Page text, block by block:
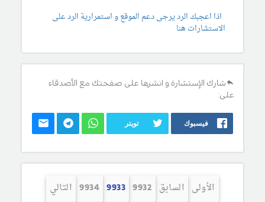
اذا اعجبك الرد يرجى دعم الموقع و استمرارية الرد على
الاستشارات هنا
شارك الإستشارة و انشرها على صفحتك مع الأصدقاء
على:
فيسبوك تويتر
الأولى السابق 9932
9933
9934 التالي